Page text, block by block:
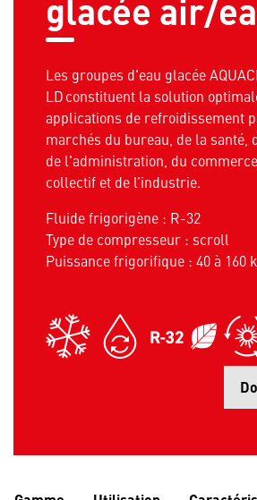
Les groupes d'eau glacée
LD constituent la solution
applications de refroidissement
marchés du bureau, de la santé,
de l'administration, du
collectif et de l’industrie.
Fluide frigorigène : R-32
Type de compresseur : scroll
Puissance frigorifique : 40 à 160